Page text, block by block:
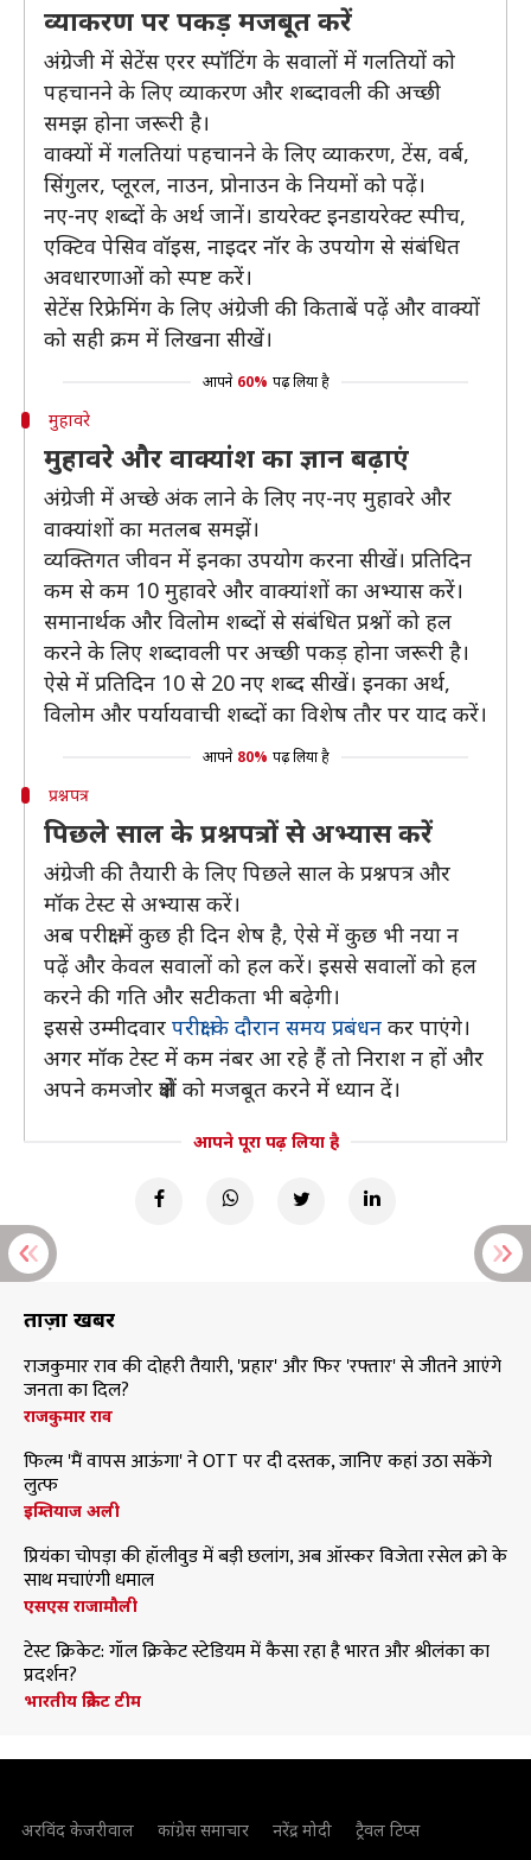
व्याकरण पर पकड़ मजबूत करें
अंग्रेजी में सेटेंस एरर स्पॉटिंग के सवालों में गलतियों को
पहचानने के लिए व्याकरण और शब्दावली की अच्छी
समझ होना जरूरी है।
वाक्यों में गलतियां पहचानने के लिए व्याकरण, टेंस, वर्ब,
सिंगुलर, प्लूरल, नाउन, प्रोनाउन के नियमों को पढ़ें।
नए-नए शब्दों के अर्थ जानें। डायरेक्ट इनडायरेक्ट स्पीच,
एक्टिव पेसिव वॉइस, नाइदर नॉर के उपयोग से संबंधित
अवधारणाओं को स्पष्ट करें।
सेटेंस रिफ्रेमिंग के लिए अंग्रेजी की किताबें पढ़ें और वाक्यों
को सही क्रम में लिखना सीखें।
आपने 60% पढ़ लिया है
मुहावरे
मुहावरे और वाक्यांश का ज्ञान बढ़ाएं
अंग्रेजी में अच्छे अंक लाने के लिए नए-नए मुहावरे और
वाक्यांशों का मतलब समझें।
व्यक्तिगत जीवन में इनका उपयोग करना सीखें। प्रतिदिन
कम से कम 10 मुहावरे और वाक्यांशों का अभ्यास करें।
समानार्थक और विलोम शब्दों से संबंधित प्रश्नों को हल
करने के लिए शब्दावली पर अच्छी पकड़ होना जरूरी है।
ऐसे में प्रतिदिन 10 से 20 नए शब्द सीखें। इनका अर्थ,
विलोम और पर्यायवाची शब्दों का विशेष तौर पर याद करें।
आपने 80% पढ़ लिया है
प्रश्नपत्र
पिछले साल के प्रश्नपत्रों से अभ्यास करें
अंग्रेजी की तैयारी के लिए पिछले साल के प्रश्नपत्र और
मॉक टेस्ट से अभ्यास करें।
अब परीक्षा में कुछ ही दिन शेष है, ऐसे में कुछ भी नया न
पढ़ें और केवल सवालों को हल करें। इससे सवालों को हल
करने की गति और सटीकता भी बढ़ेगी।
इससे उम्मीदवार परीक्षा के दौरान समय प्रबंधन कर पाएंगे।
अगर मॉक टेस्ट में कम नंबर आ रहे हैं तो निराश न हों और
अपने कमजोर क्षेत्रों को मजबूत करने में ध्यान दें।
आपने पूरा पढ़ लिया है
ताज़ा खबरें
राजकुमार राव की दोहरी तैयारी, 'प्रहार' और फिर 'रफ्तार' से जीतने आएंगे
जनता का दिल?
राजकुमार राव
फिल्म 'मैं वापस आऊंगा' ने OTT पर दी दस्तक, जानिए कहां उठा सकेंगे
लुत्फ
इम्तियाज अली
प्रियंका चोपड़ा की हॉलीवुड में बड़ी छलांग, अब ऑस्कर विजेता रसेल क्रो के
साथ मचाएंगी धमाल
एसएस राजामौली
टेस्ट क्रिकेट: गॉल क्रिकेट स्टेडियम में कैसा रहा है भारत और श्रीलंका का
प्रदर्शन?
भारतीय क्रिकेट टीम
अरविंद केजरीवाल कांग्रेस समाचार नरेंद्र मोदी ट्रैवल टिप्स